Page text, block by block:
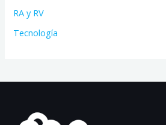
RA y RV
Tecnología